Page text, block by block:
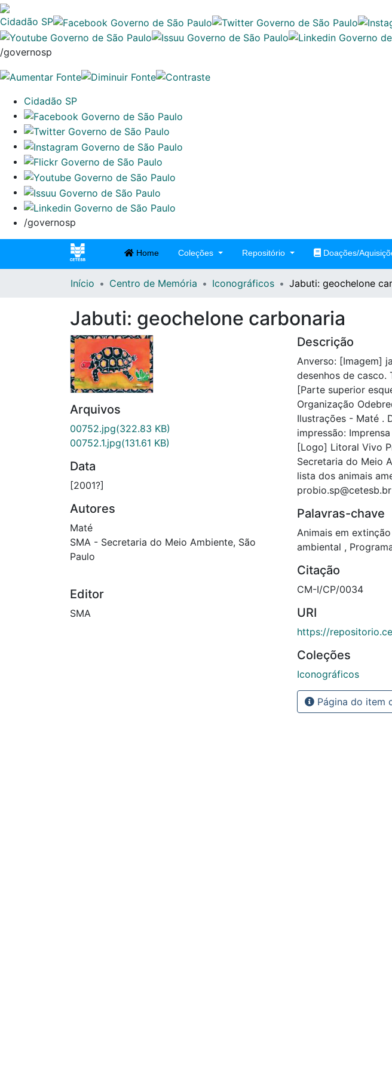
Cidadão SP
/governosp
Cidadão SP
/governosp
Home Coleções Repositório Doações/
Início Centro de Memória Iconográficos Jabuti: geochelone
Jabuti: geochelone carbonaria
Arquivos
00752.jpg(322.83 KB)
00752.1.jpg(131.61 KB)
Data
[2001?]
Autores
Maté
SMA - Secretaria do Meio Ambiente, São
Paulo
Editor
SMA
Descrição
Anverso: [Imagem]
desenhos de casco.
[Parte superior
Organização
Ilustrações - Maté .
impressão:
[Logo] Litoral Vivo
Secretaria do Meio
lista dos animais
Palavras-chave
Animais em extinção
ambiental ,
Citação
CM-I/CP/0034
URI
https://
Coleções
Iconográficos
Página do item